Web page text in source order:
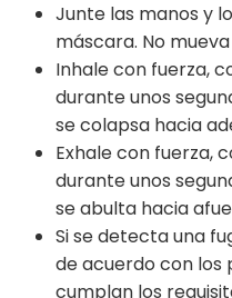
Junte las manos y
máscara. No
Inhale con fuerza,
durante unos
se colapsa hacia
Exhale con fuerza,
durante unos
se abulta hacia
Si se detecta una
de acuerdo con los
cumplan los